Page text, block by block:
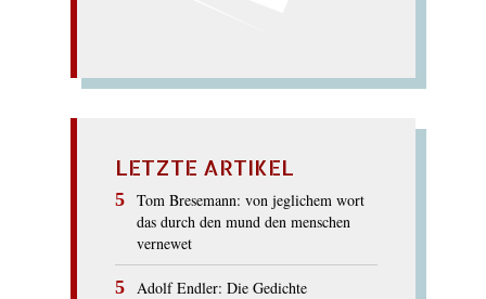
LETZTE ARTIKEL
Tom Bresemann: von jeglichem wort
das durch den mund den menschen
vernewet
Adolf Endler: Die Gedichte